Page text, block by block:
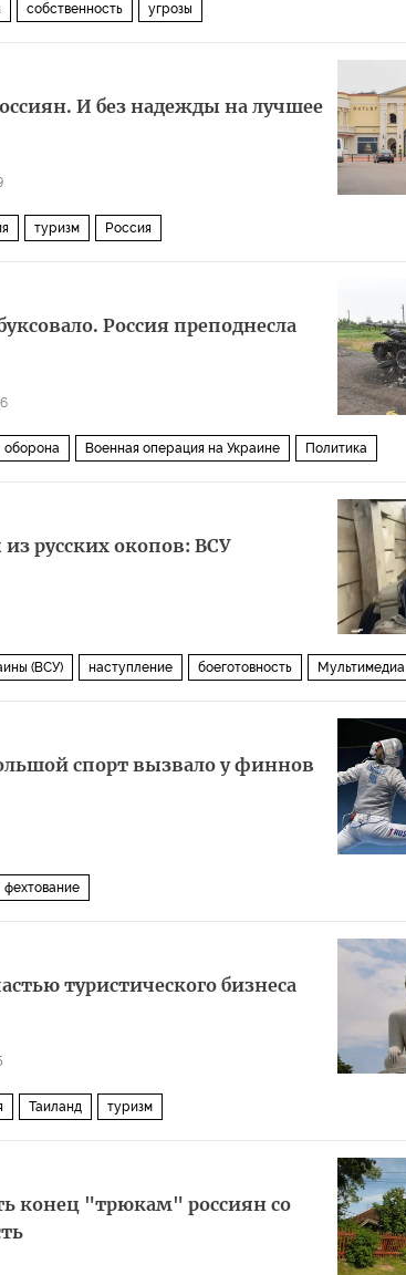
собственность угрозы
И без надежды на лучшее
туризм Россия
Россия преподнесла
оборона Военная операция на Украине Политика
русских окопов: ВСУ
(ВСУ) наступление боеготовность Мультимедиа
спорт вызвало у финнов
фехтование
туристического бизнеса
Таиланд туризм
конец "трюкам" россиян со